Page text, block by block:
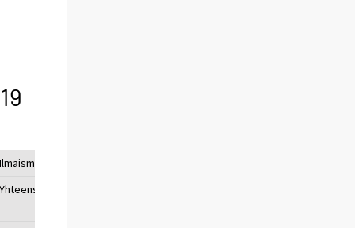
Ilmaismajoitus
Yhteensä